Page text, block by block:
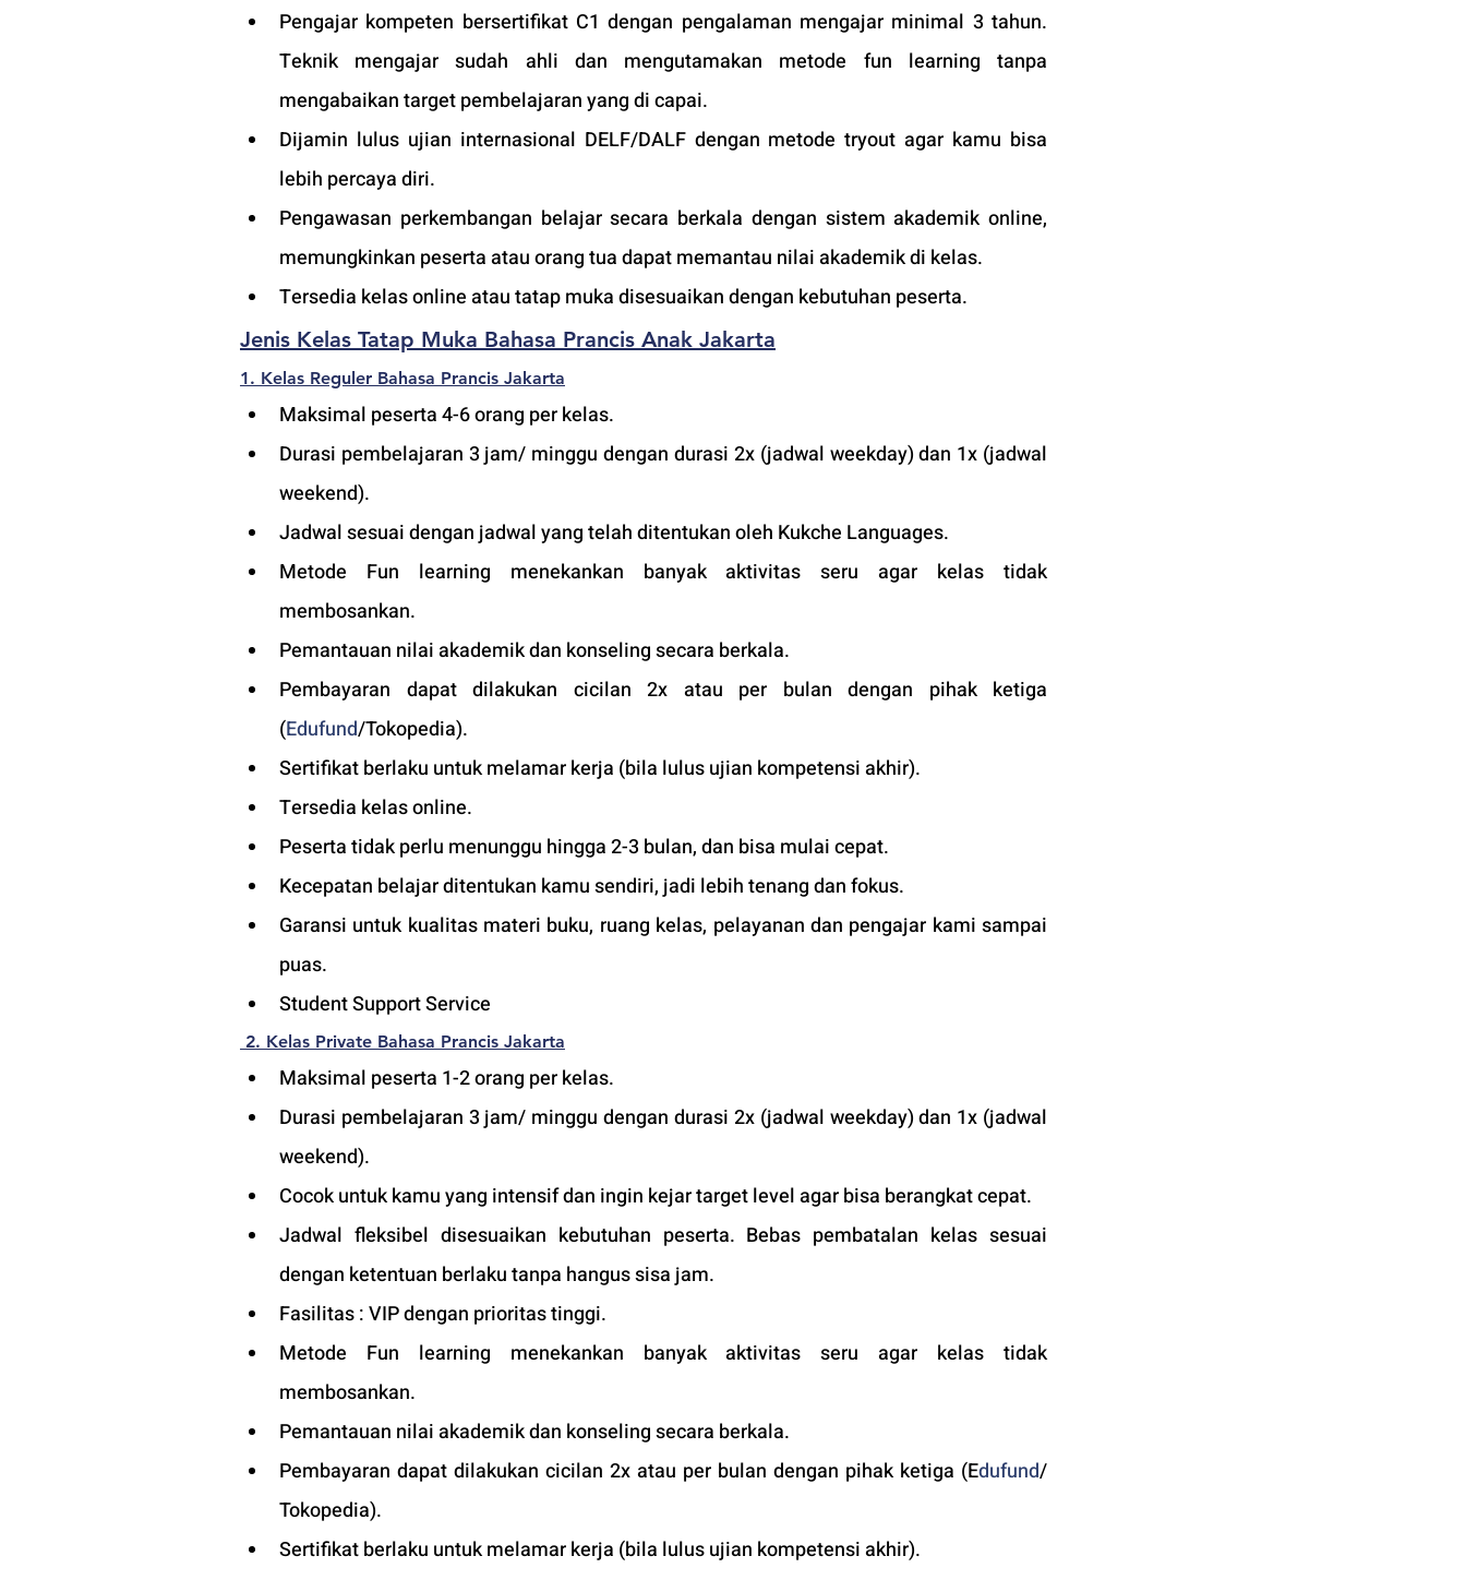
Pengajar kompeten bersertifikat C1 dengan pengalaman mengajar minimal 3 tahun.
Teknik mengajar sudah ahli dan mengutamakan metode fun learning tanpa
mengabaikan target pembelajaran yang di capai.
Dijamin lulus ujian internasional DELF/DALF dengan metode tryout agar kamu bisa
lebih percaya diri.
Pengawasan perkembangan belajar secara berkala dengan sistem akademik online,
memungkinkan peserta atau orang tua dapat memantau nilai akademik di kelas.
Tersedia kelas online atau tatap muka disesuaikan dengan kebutuhan peserta.
Jenis Kelas Tatap Muka Bahasa Prancis Anak Jakarta
1. Kelas Reguler Bahasa Prancis Jakarta
Maksimal peserta 4-6 orang per kelas.
Durasi pembelajaran 3 jam/ minggu dengan durasi 2x (jadwal weekday) dan 1x (jadwal
weekend).
Jadwal sesuai dengan jadwal yang telah ditentukan oleh Kukche Languages.
Metode Fun learning menekankan banyak aktivitas seru agar kelas tidak
membosankan.
Pemantauan nilai akademik dan konseling secara berkala.
Pembayaran dapat dilakukan cicilan 2x atau per bulan dengan pihak ketiga
(Edufund/Tokopedia).
Sertifikat berlaku untuk melamar kerja (bila lulus ujian kompetensi akhir).
Tersedia kelas online.
Peserta tidak perlu menunggu hingga 2-3 bulan, dan bisa mulai cepat.
Kecepatan belajar ditentukan kamu sendiri, jadi lebih tenang dan fokus.
Garansi untuk kualitas materi buku, ruang kelas, pelayanan dan pengajar kami sampai
puas.
Student Support Service
2. Kelas Private Bahasa Prancis Jakarta
Maksimal peserta 1-2 orang per kelas.
Durasi pembelajaran 3 jam/ minggu dengan durasi 2x (jadwal weekday) dan 1x (jadwal
weekend).
Cocok untuk kamu yang intensif dan ingin kejar target level agar bisa berangkat cepat.
Jadwal fleksibel disesuaikan kebutuhan peserta. Bebas pembatalan kelas sesuai
dengan ketentuan berlaku tanpa hangus sisa jam.
Fasilitas : VIP dengan prioritas tinggi.
Metode Fun learning menekankan banyak aktivitas seru agar kelas tidak
membosankan.
Pemantauan nilai akademik dan konseling secara berkala.
Pembayaran dapat dilakukan cicilan 2x atau per bulan dengan pihak ketiga (Edufund/
Tokopedia).
Sertifikat berlaku untuk melamar kerja (bila lulus ujian kompetensi akhir).